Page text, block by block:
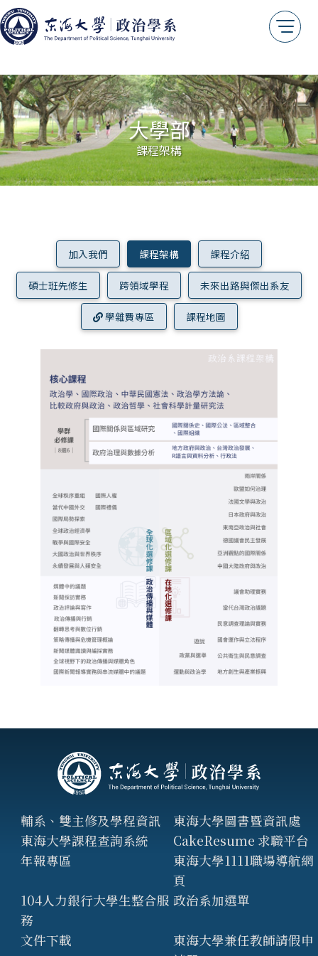
法規專區
關於我們
系主任的話
系所沿革
教育目標
核心素養
傑出系友
測試用
大學部
課程架構
加入我們 課程架構 課程介紹
碩士班先修生 跨領域學程 未來出路與傑出系友
學雜費專區 課程地圖
輔系、雙主修及學程資訊
東海大學圖書暨資訊處
東海大學課程查詢系統
CakeResume 求職平台
年報專區
東海大學1111職場導航網
頁
104人力銀行大學生整合服
務
政治系加選單
文件下載
東海大學兼任教師請假申